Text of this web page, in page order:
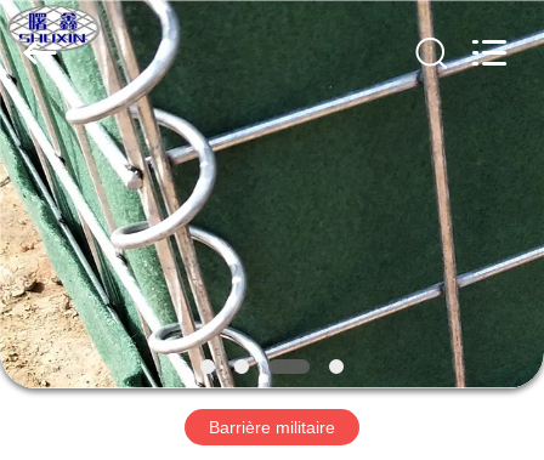
À
LA
MAISON
PRODUITS
À
PROPOS
KN
Wire
Mesh
Co.,
Ltd..
All
Rights
Reserved.
Barrière militaire